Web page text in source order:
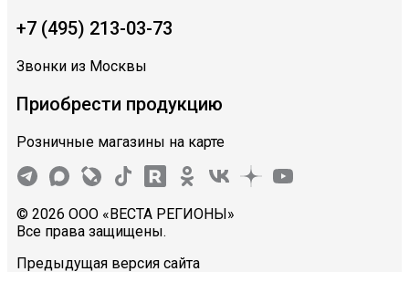
+7 (495) 213-03-73
Звонки из Москвы
Приобрести продукцию
Розничные магазины на карте
© 2026 ООО «ВЕСТА РЕГИОНЫ»
Все права защищены.
Предыдущая версия сайта